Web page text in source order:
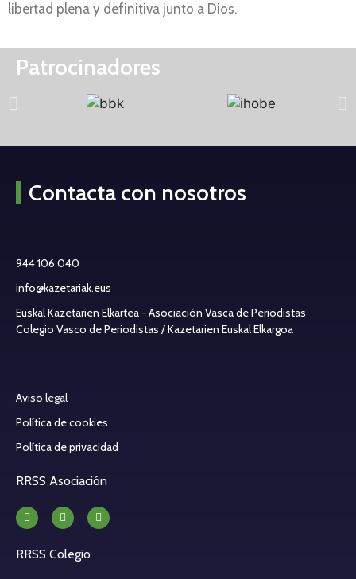
libertad plena y definitiva junto a Dios.
Patrocinadores
Contacta con nosotros
944 106 040
info@kazetariak.eus
Euskal Kazetarien Elkartea - Asociación Vasca de Periodistas
Colegio Vasco de Periodistas / Kazetarien Euskal Elkargoa
Aviso legal
Política de cookies
Política de privacidad
RRSS Asociación
RRSS Colegio